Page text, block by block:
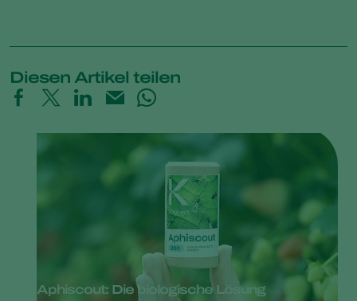
Diesen Artikel teilen
Aphiscout: Die biologische Lösung